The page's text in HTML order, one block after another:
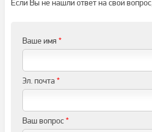
Если Вы не нашли ответ на свой
Ваше имя *
Эл. почта*
Ваш вопрос*